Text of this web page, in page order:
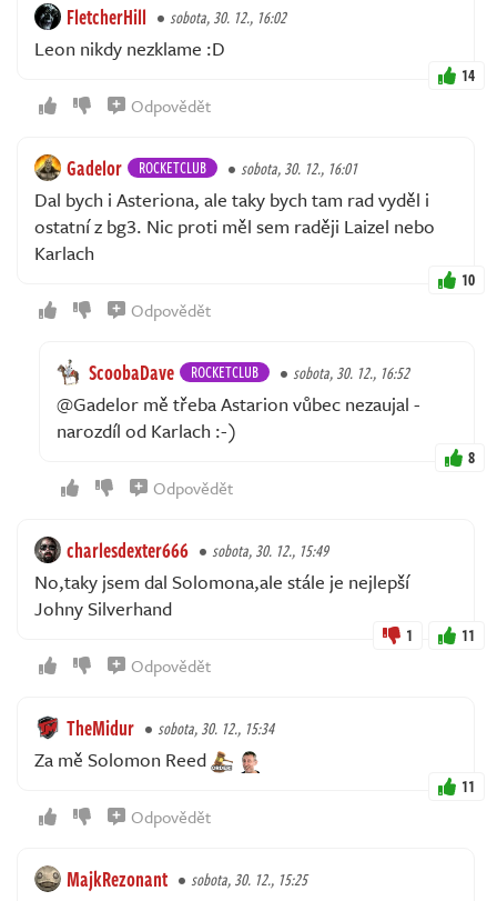
FletcherHill sobota, 30. 12., 16:02
Leon nikdy nezklame :D
14
Odpovědět
Gadelor ROCKETCLUB sobota, 30. 12., 16:01
Dal bych i Asteriona, ale taky bych tam rad vyděl i
ostatní z bg3. Nic proti měl sem raději Laizel nebo
Karlach
10
Odpovědět
ScoobaDave ROCKETCLUB sobota, 30. 12., 16:52
@Gadelor mě třeba Astarion vůbec nezaujal -
narozdíl od Karlach :-)
8
Odpovědět
charlesdexter666 sobota, 30. 12., 15:49
No,taky jsem dal Solomona,ale stále je nejlepší
Johny Silverhand
1 11
Odpovědět
TheMidur sobota, 30. 12., 15:34
Za mě Solomon Reed
11
Odpovědět
MajkRezonant sobota, 30. 12., 15:25